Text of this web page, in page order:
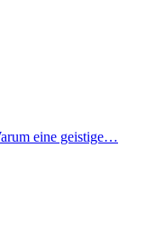
eine geistige…